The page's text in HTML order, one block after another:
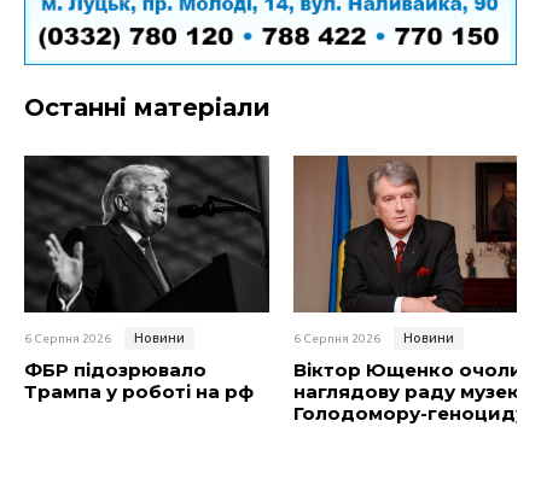
Останні матеріали
6 Серпня 2026 Новини
ФБР підозрювало
Трампа у роботі на рф
6 Серпня 2026 Новини
Віктор Ющенко очолив
наглядову раду музею
Голодомору-геноциду